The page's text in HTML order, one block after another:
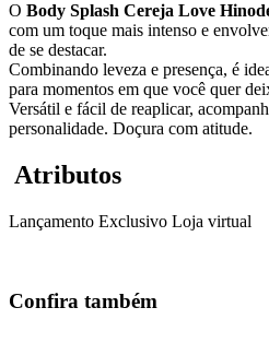
O Body Splash Cereja Love
com um toque mais intenso e
de se destacar.
Combinando leveza e presença, é
para momentos em que você quer
Versátil e fácil de reaplicar,
personalidade. Doçura com atitude.
Atributos
Lançamento Exclusivo Loja virtual
Confira também